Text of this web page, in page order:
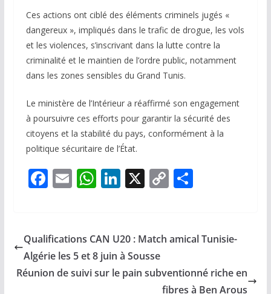
Ces actions ont ciblé des éléments criminels jugés «
dangereux », impliqués dans le trafic de drogue, les vols
et les violences, s’inscrivant dans la lutte contre la
criminalité et le maintien de l’ordre public, notamment
dans les zones sensibles du Grand Tunis.
Le ministère de l’Intérieur a réaffirmé son engagement
à poursuivre ces efforts pour garantir la sécurité des
citoyens et la stabilité du pays, conformément à la
politique sécuritaire de l’État.
F
b
o
o
E
l
W
s
A
p
Li
e
dI
n
X C
y
n
P
g
Qualifications CAN U20 : Match amical Tunisie-
Algérie les 5 et 8 juin à Sousse
Réunion de suivi sur le pain subventionné riche en
fibres à Ben Arous